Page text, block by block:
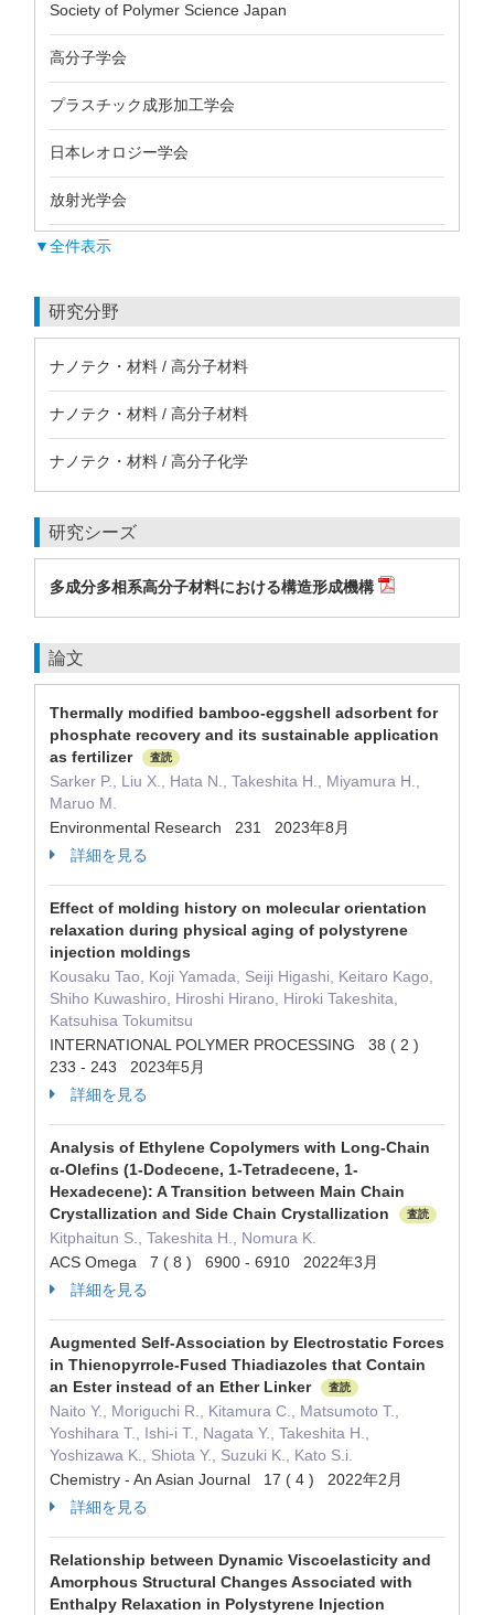
Society of Polymer Science Japan
高分子学会
プラスチック成形加工学会
日本レオロジー学会
放射光学会
▼全件表示
研究分野
ナノテク・材料 / 高分子材料
ナノテク・材料 / 高分子材料
ナノテク・材料 / 高分子化学
研究シーズ
多成分多相系高分子材料における構造形成機構
論文
Thermally modified bamboo-eggshell adsorbent for
phosphate recovery and its sustainable application
as fertilizer
査読
Sarker P., Liu X., Hata N., Takeshita H., Miyamura H.,
Maruo M.
Environmental Research 231 2023年8月
詳細を見る
Effect of molding history on molecular orientation
relaxation during physical aging of polystyrene
injection moldings
Kousaku Tao, Koji Yamada, Seiji Higashi, Keitaro Kago,
Shiho Kuwashiro, Hiroshi Hirano, Hiroki Takeshita,
Katsuhisa Tokumitsu
INTERNATIONAL POLYMER PROCESSING 38 ( 2 )
233 - 243 2023年5月
詳細を見る
Analysis of Ethylene Copolymers with Long-Chain
α-Olefins (1-Dodecene, 1-Tetradecene, 1-
Hexadecene): A Transition between Main Chain
Crystallization and Side Chain Crystallization
査読
Kitphaitun S., Takeshita H., Nomura K.
ACS Omega 7 ( 8 ) 6900 - 6910 2022年3月
詳細を見る
Augmented Self-Association by Electrostatic Forces
in Thienopyrrole-Fused Thiadiazoles that Contain
an Ester instead of an Ether Linker
査読
Naito Y., Moriguchi R., Kitamura C., Matsumoto T.,
Yoshihara T., Ishi-i T., Nagata Y., Takeshita H.,
Yoshizawa K., Shiota Y., Suzuki K., Kato S.i.
Chemistry - An Asian Journal 17 ( 4 ) 2022年2月
詳細を見る
Relationship between Dynamic Viscoelasticity and
Amorphous Structural Changes Associated with
Enthalpy Relaxation in Polystyrene Injection